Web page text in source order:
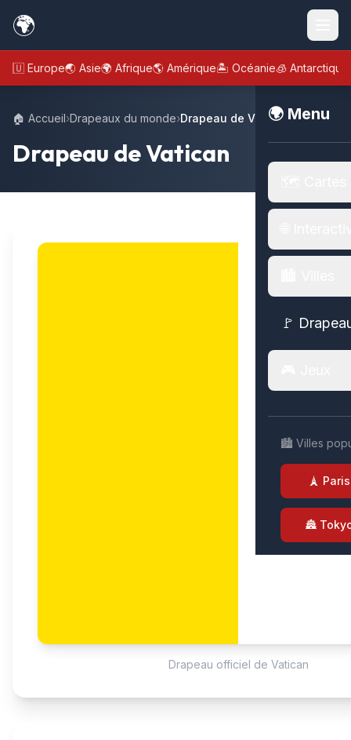
🌍
🇪🇺 Europe🌏 Asie🌍 Afrique🌎 Amérique🏝️ Océanie🧊 Antarctique
🌍 Menu
🚩
🏙️ Villes
🗼 Paris
🏯
🏠 Accueil›Drapeaux du monde›Drapeau de Vatican
Drapeau de Vatican
Drapeau officiel de Vatican